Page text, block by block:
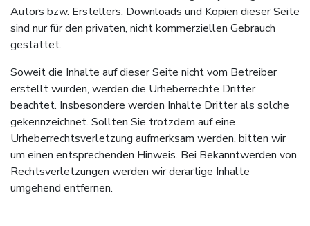
Autors bzw. Erstellers. Downloads und Kopien dieser Seite
sind nur für den privaten, nicht kommerziellen Gebrauch
gestattet.
Soweit die Inhalte auf dieser Seite nicht vom Betreiber
erstellt wurden, werden die Urheberrechte Dritter
beachtet. Insbesondere werden Inhalte Dritter als solche
gekennzeichnet. Sollten Sie trotzdem auf eine
Urheberrechtsverletzung aufmerksam werden, bitten wir
um einen entsprechenden Hinweis. Bei Bekanntwerden von
Rechtsverletzungen werden wir derartige Inhalte
umgehend entfernen.